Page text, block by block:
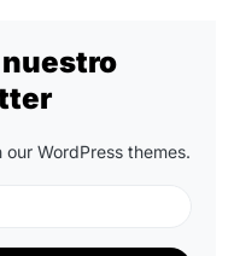
WordPress themes.